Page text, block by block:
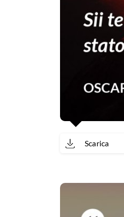
Scarica